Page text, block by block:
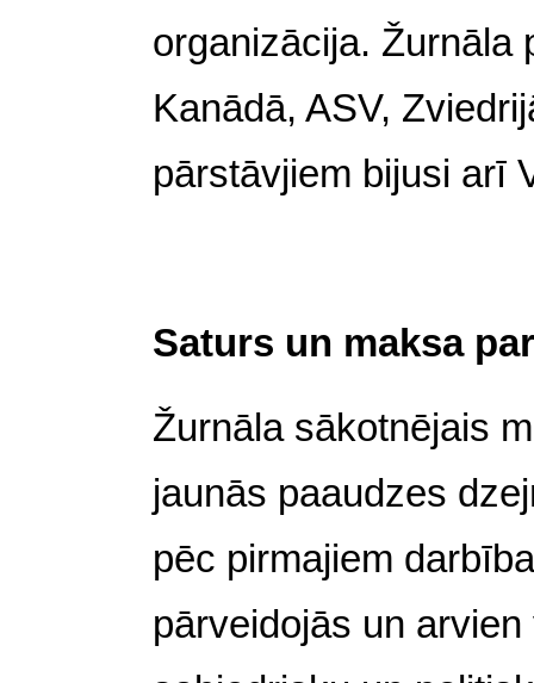
organizācija. Žurnāla
Kanādā, ASV,
pārstāvjiem bijusi arī
Saturs un maksa
Žurnāla sākotnējais
jaunās paaudzes
pēc pirmajiem
pārveidojās un